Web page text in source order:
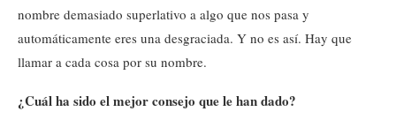
nombre demasiado superlativo a algo que nos pasa y
automáticamente eres una desgraciada. Y no es así. Hay que
llamar a cada cosa por su nombre.
¿Cuál ha sido el mejor consejo que le han dado?